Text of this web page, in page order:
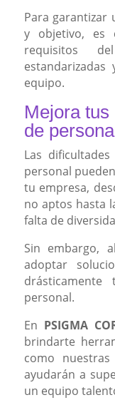
Para garantizar
y objetivo, es
requisitos
equipo.
Mejora
de
Las
personal
tu empresa,
no aptos hasta
falta de
Sin embargo,
adoptar
personal.
En PSIGMA
brindarte
como nuestras
ayudarán a
un equipo